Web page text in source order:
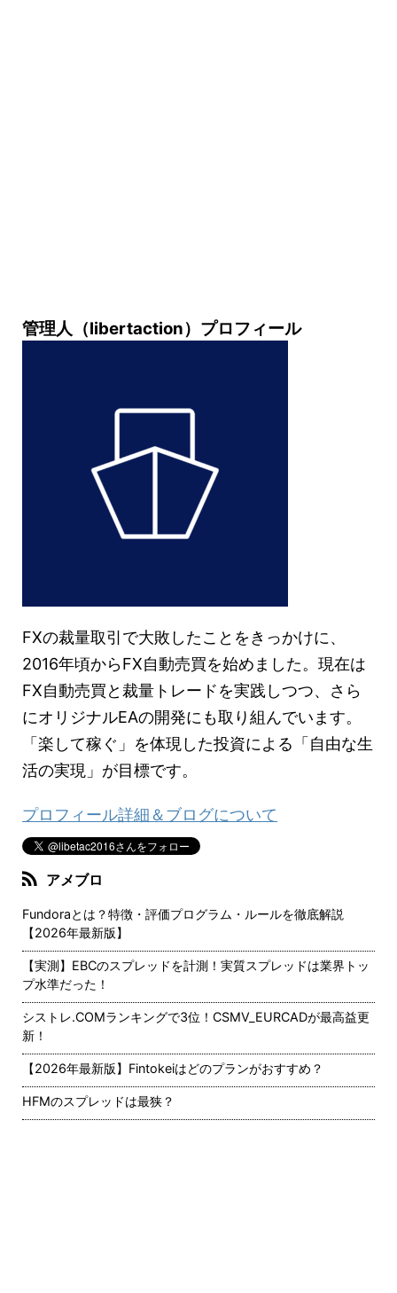
管理人（libertaction）プロフィール
FXの裁量取引で大敗したことをきっかけに、
2016年頃からFX自動売買を始めました。現在は
FX自動売買と裁量トレードを実践しつつ、さら
にオリジナルEAの開発にも取り組んでいます。
「楽して稼ぐ」を体現した投資による「自由な生
活の実現」が目標です。
プロフィール詳細＆ブログについて
アメブロ
Fundoraとは？特徴・評価プログラム・ルールを徹底解説
【2026年最新版】
【実測】EBCのスプレッドを計測！実質スプレッドは業界トッ
プ水準だった！
シストレ.COMランキングで3位！CSMV_EURCADが最高益更
新！
【2026年最新版】Fintokeiはどのプランがおすすめ？
HFMのスプレッドは最狭？